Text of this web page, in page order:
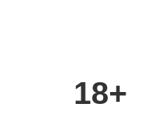
18+